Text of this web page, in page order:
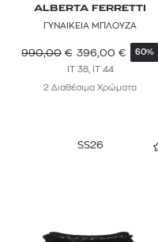
REISS
ROTATE
ALBERTA FERRETTI
ΓΥΝΑΙΚΕΙΑ ΜΠΛΟΥΖΑ
990,00 € 396,00 € 60%
IT 38, IT 44
2 Διαθέσιμα Χρώματα
SS26